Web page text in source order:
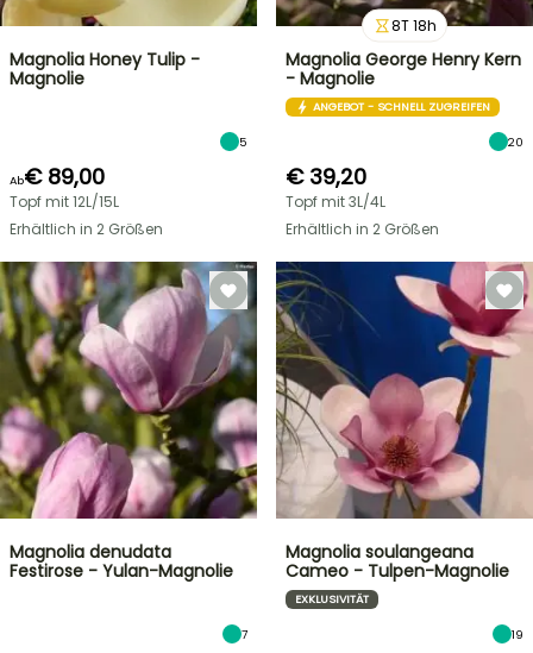
Magnolia Honey Tulip -
Magnolie
5
Ab€ 89,00
Topf mit 12L/15L
Erhältlich in 2 Größen
8T18h
Magnolia George Henry Kern
- Magnolie
ANGEBOT - SCHNELL ZUGREIFEN
20
€ 39,20
Topf mit 3L/4L
Erhältlich in 2 Größen
Magnolia denudata
Festirose - Yulan-Magnolie
7
Magnolia soulangeana
Cameo - Tulpen-Magnolie
EXKLUSIVITÄT
19